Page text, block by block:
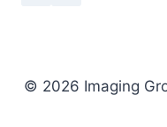
© 2026 Imaging
Cómo